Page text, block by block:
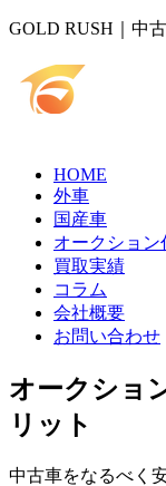
GOLD RUSH｜中
HOME
外車
国産車
オークション
買取実績
コラム
会社概要
お問い合わせ
オークショ
リット
中古車をなるべく